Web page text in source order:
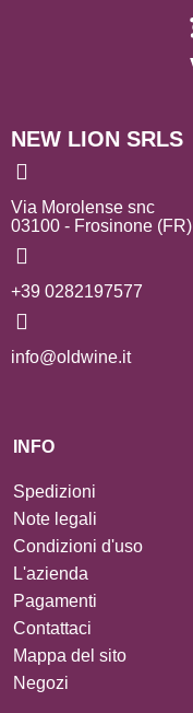
NEW LION SRLS
Via Morolense snc
03100 - Frosinone (FR)
+39 0282197577
info@oldwine.it
INFO
Spedizioni
Note legali
Condizioni d'uso
L'azienda
Pagamenti
Contattaci
Mappa del sito
Negozi